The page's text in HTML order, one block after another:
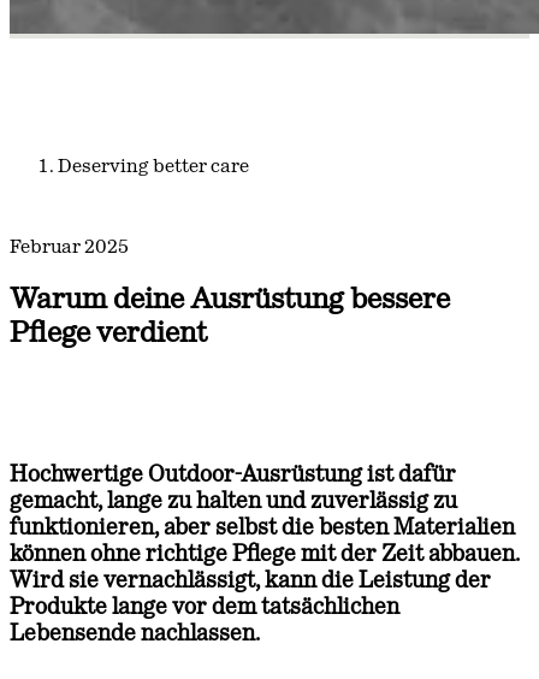
Deserving better care
Februar 2025
Warum deine Ausrüstung bessere
Pflege verdient
Hochwertige Outdoor-Ausrüstung ist dafür
gemacht, lange zu halten und zuverlässig zu
funktionieren, aber selbst die besten Materialien
können ohne richtige Pflege mit der Zeit abbauen.
Wird sie vernachlässigt, kann die Leistung der
Produkte lange vor dem tatsächlichen
Lebensende nachlassen.